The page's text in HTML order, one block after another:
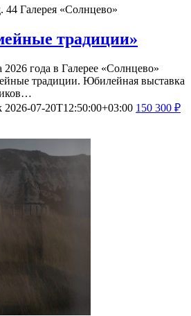
44 Галерея «Солнцево»
традиции»
года в Галерее «Солнцево»
традиции. Юбилейная выставка
2026-07-20T12:50:00+03:00 150 300 ₽